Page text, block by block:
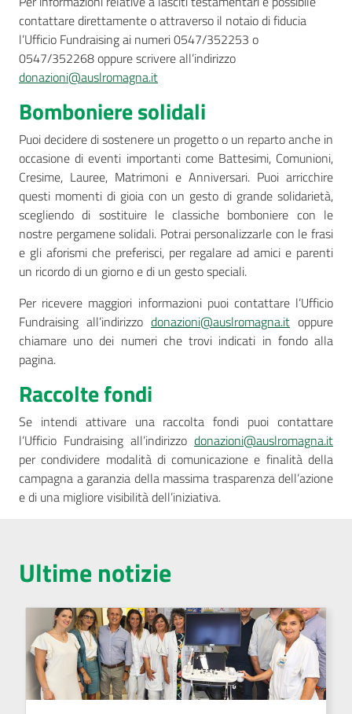
contattare direttamente o attraverso il notaio di fiducia
l’Ufficio Fundraising ai numeri 0547/352253 o
0547/352268 oppure scrivere all’indirizzo
donazioni@auslromagna.it
Bomboniere solidali
Puoi decidere di sostenere un progetto o un reparto anche in
occasione di eventi importanti come Battesimi, Comunioni,
Cresime, Lauree, Matrimoni e Anniversari. Puoi arricchire
questi momenti di gioia con un gesto di grande solidarietà,
scegliendo di sostituire le classiche bomboniere con le
nostre pergamene solidali. Potrai personalizzarle con le frasi
e gli aforismi che preferisci, per regalare ad amici e parenti
un ricordo di un giorno e di un gesto speciali.
Per ricevere maggiori informazioni puoi contattare l’Ufficio
Fundraising all’indirizzo donazioni@auslromagna.it oppure
chiamare uno dei numeri che trovi indicati in fondo alla
pagina.
Raccolte fondi
Se intendi attivare una raccolta fondi puoi contattare
l’Ufficio Fundraising all’indirizzo donazioni@auslromagna.it
per condividere modalità di comunicazione e finalità della
campagna a garanzia della massima trasparenza dell’azione
e di una migliore visibilità dell’iniziativa.
Ultime notizie